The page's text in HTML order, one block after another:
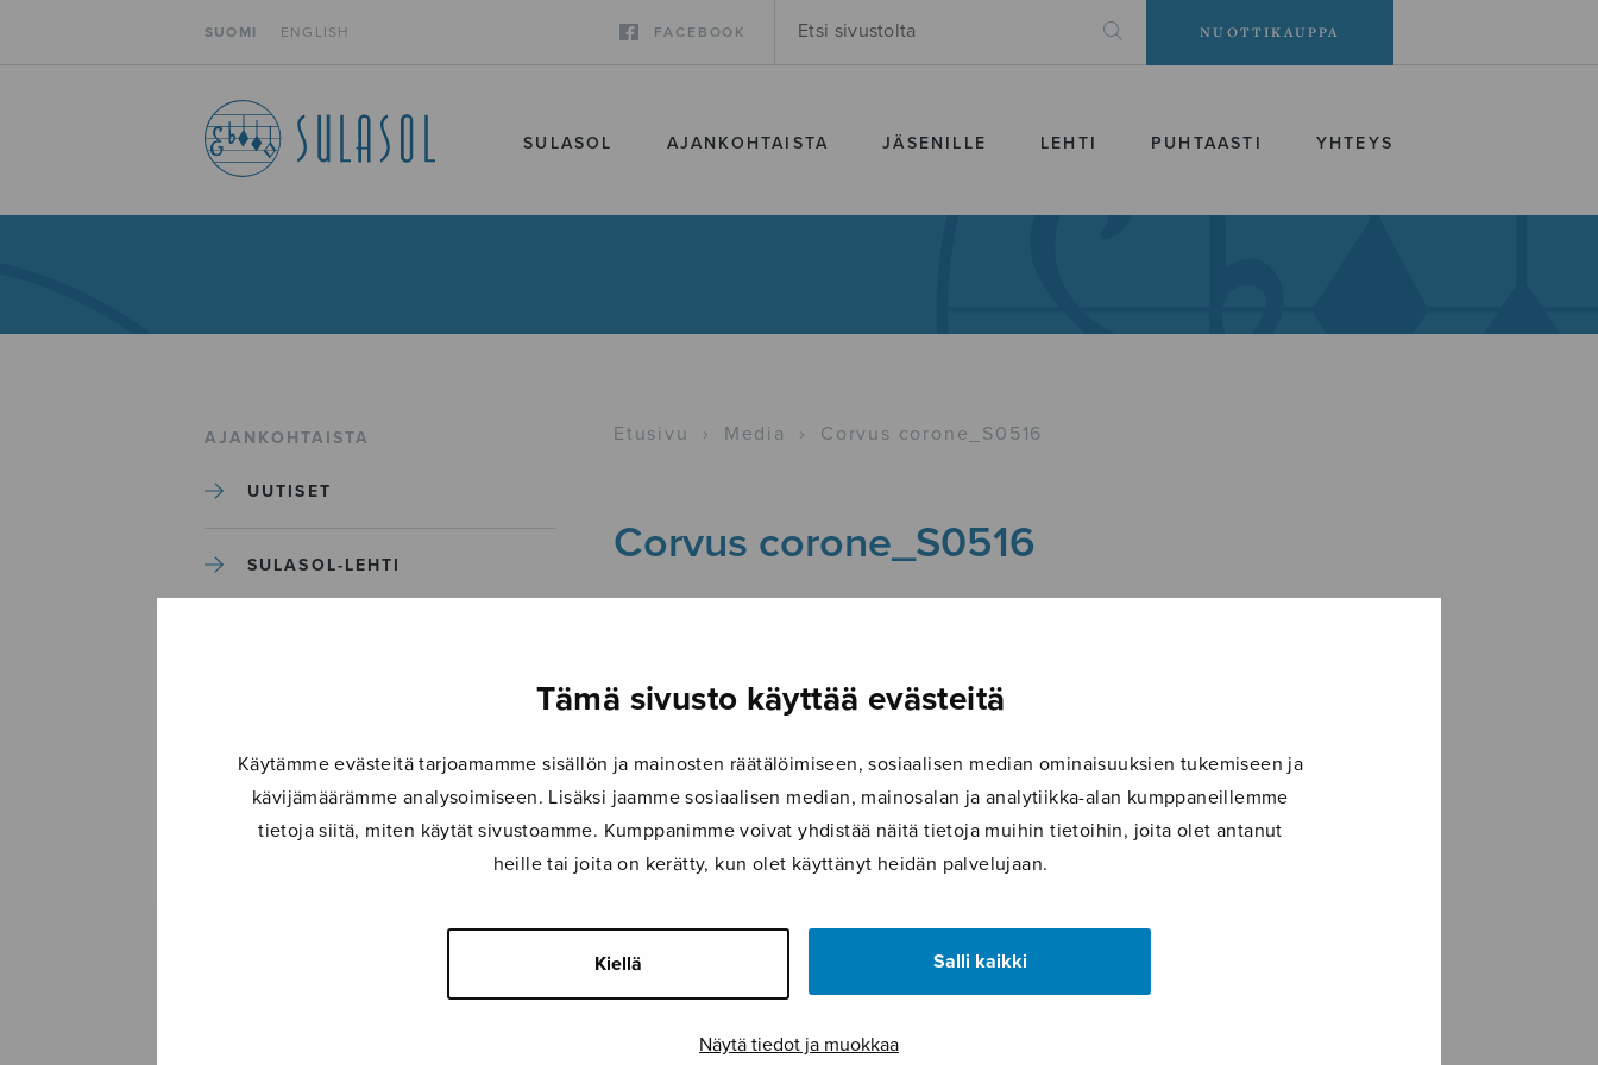
Tämä sivusto käyttää evästeitä
Käytämme evästeitä tarjoamamme sisällön ja mainosten räätälöimiseen, sosiaalisen median ominaisuuksien tukemiseen ja
kävijämäärämme analysoimiseen. Lisäksi jaamme sosiaalisen median, mainosalan ja analytiikka-alan kumppaneillemme
tietoja siitä, miten käytät sivustoamme. Kumppanimme voivat yhdistää näitä tietoja muihin tietoihin, joita olet antanut
heille tai joita on kerätty, kun olet käyttänyt heidän palvelujaan.
Kiellä Salli kaikki
Näytä tiedot ja muokkaa
SUOMI ENGLISH FACEBOOK NUOTTIKAUPPA
SULASOL AJANKOHTAISTA JÄSENILLE LEHTI PUHTAASTI YHTEYS
AJANKOHTAISTA
UUTISET
SULASOL-LEHTI
TAPAHTUMAT
Etusivu › Media › Corvus corone_S0516
Corvus corone_S0516